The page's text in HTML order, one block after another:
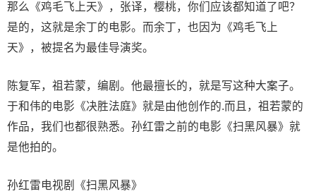
那么《鸡毛飞上天》，张译，樱桃，你们应该都知道了吧？
是的，这就是余丁的电影。而余丁，也因为《鸡毛飞上
天》，被提名为最佳导演奖。
陈复军，祖若蒙，编剧。他最擅长的，就是写这种大案子。
于和伟的电影《决胜法庭》就是由他创作的.而且，祖若蒙的
作品，我们也都很熟悉。孙红雷之前的电影《扫黑风暴》就
是他拍的。
孙红雷电视剧《扫黑风暴》